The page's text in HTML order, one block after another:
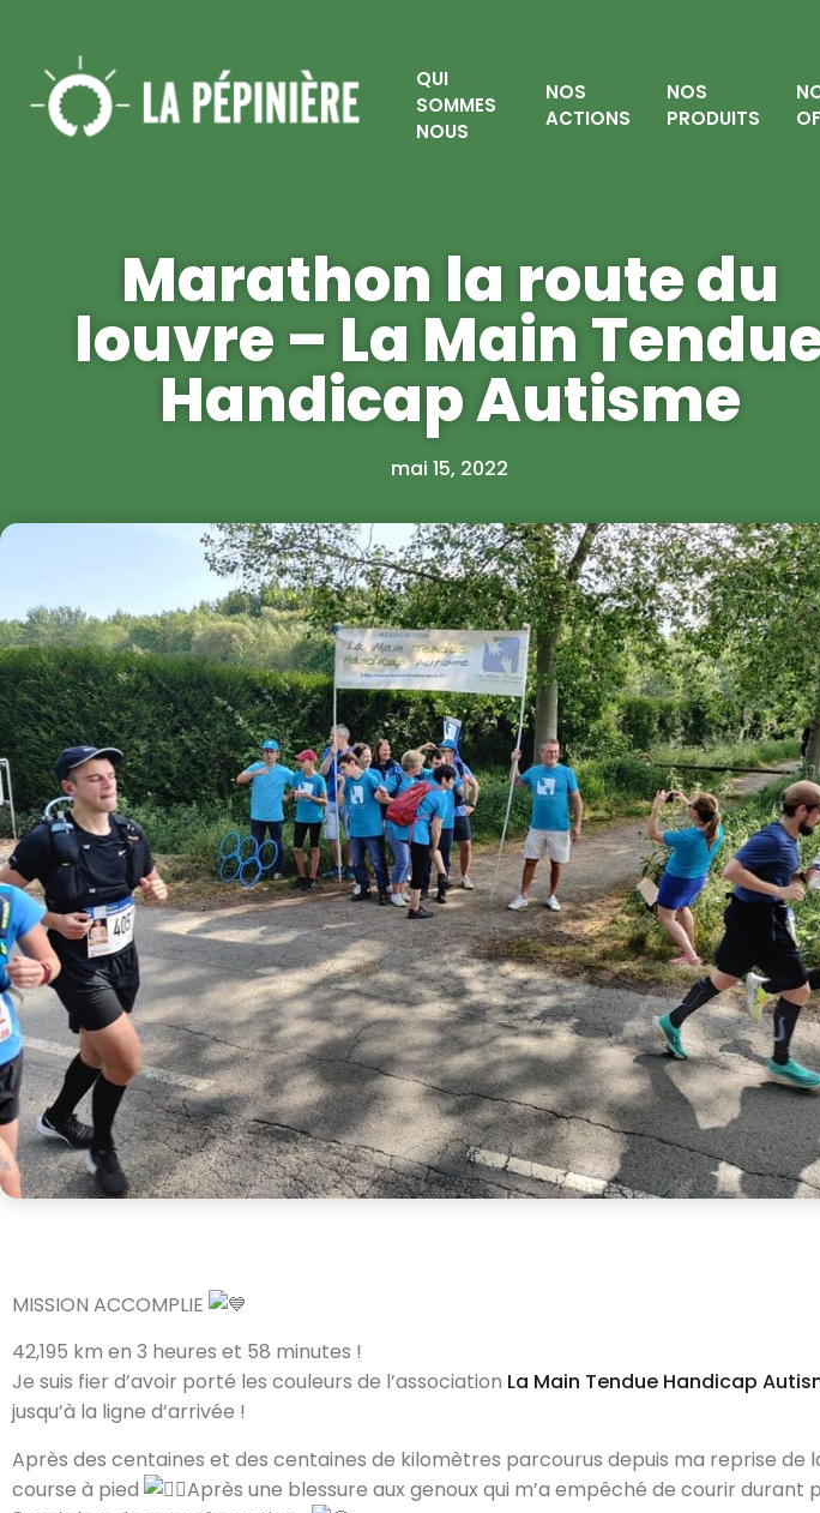
QUI
SOMMES
NOUS
NOS
ACTIONS
NOS
PRODUITS
Marathon la route du
louvre – La Main
Handicap Autisme
mai 15, 2022
MISSION ACCOMPLIE
42,195 km en 3 heures et 58 minutes !
Je suis fier d’avoir porté les couleurs de l’association La Main Tendue Handicap
jusqu’à la ligne d’arrivée !
Après des centaines et des centaines de kilomètres parcourus depuis ma reprise de
course à pied
Après une blessure aux genoux qui m’a empêché de courir durant